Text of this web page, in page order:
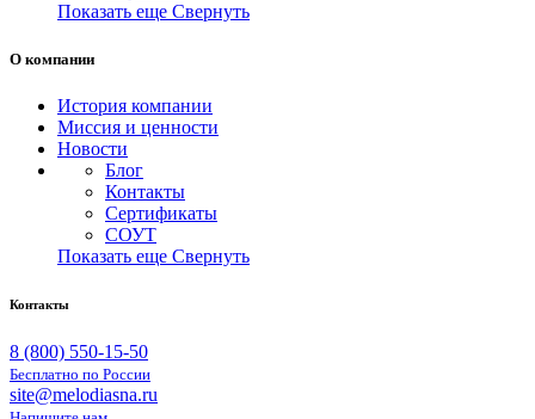
Показать еще Свернуть
О компании
История компании
Миссия и ценности
Новости
Блог
Контакты
Сертификаты
СОУТ
Показать еще Свернуть
Контакты
8 (800) 550-15-50
Бесплатно по России
site@melodiasna.ru